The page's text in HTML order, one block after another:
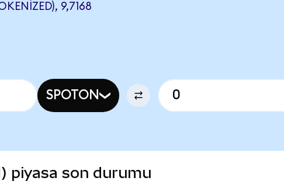
9,7168
SPOTON
piyasa son durumu